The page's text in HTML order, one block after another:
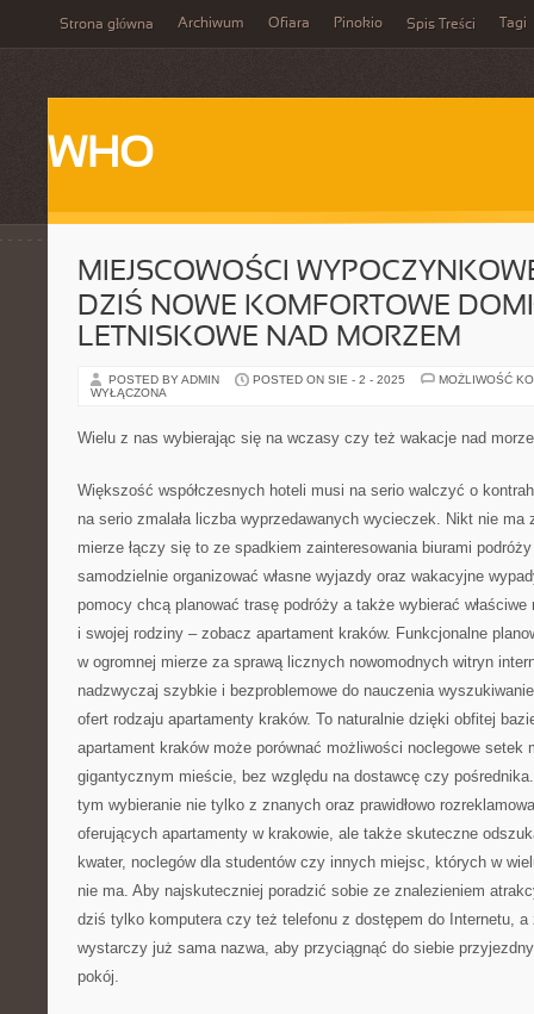
Strona główna Archiwum Ofiara Pinokio Spis Treści Tagi
WHO
MIEJSCOWOŚCI
DZIŚ NOWE KOMFORTOWE
LETNISKOWE NAD MORZEM
POSTED BY ADMIN POSTED ON SIE - 2 - 2025
MOŻLIWOŚĆ
WYŁĄCZONA
Wielu z nas wybierając się na wczasy czy też wakacje nad
Większość współczesnych hoteli musi na serio walczyć o
na serio zmalała liczba wyprzedawanych wycieczek. Nikt nie ma
mierze łączy się to ze spadkiem zainteresowania biurami
samodzielnie organizować własne wyjazdy oraz wakacyjne
pomocy chcą planować trasę podróży a także wybierać
i swojej rodziny – zobacz apartament kraków. Funkcjonalne
w ogromnej mierze za sprawą licznych nowomodnych witryn
nadzwyczaj szybkie i bezproblemowe do nauczenia
ofert rodzaju apartamenty kraków. To naturalnie dzięki obfitej
apartament kraków może porównać możliwości noclegowe setek
gigantycznym mieście, bez względu na dostawcę czy
tym wybieranie nie tylko z znanych oraz prawidłowo
oferujących apartamenty w krakowie, ale także skuteczne
kwater, noclegów dla studentów czy innych miejsc, których w
nie ma. Aby najskuteczniej poradzić sobie ze znalezieniem
dziś tylko komputera czy też telefonu z dostępem do Internetu, a
wystarczy już sama nazwa, aby przyciągnąć do siebie
pokój.